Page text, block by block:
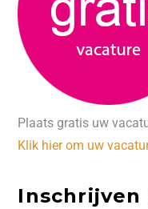
Plaats gratis uw
Klik hier om uw